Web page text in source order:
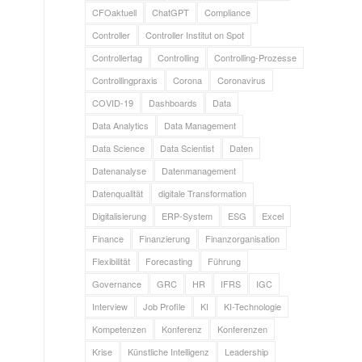
CFOaktuell
ChatGPT
Compliance
Controller
Controller Institut on Spot
Controllertag
Controlling
Controlling-Prozesse
Controllingpraxis
Corona
Coronavirus
COVID-19
Dashboards
Data
Data Analytics
Data Management
Data Science
Data Scientist
Daten
Datenanalyse
Datenmanagement
Datenqualität
digitale Transformation
Digitalisierung
ERP-System ESG
Excel
Finance
Finanzierung
Finanzorganisation
Flexibilität
Forecasting
Führung
Governance
GRC HR IFRS
IGC
Interview
Job Profile KI
KI-Technologie
Kompetenzen
Konferenz
Konferenzen
Krise
Künstliche Intelligenz
Leadership